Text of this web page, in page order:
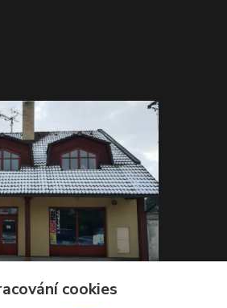
cookies